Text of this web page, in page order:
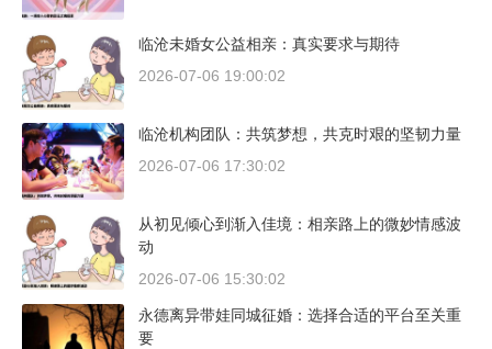
临沧未婚女公益相亲：真实要求与期待
2026-07-06 19:00:02
临沧机构团队：共筑梦想，共克时艰的坚韧力量
2026-07-06 17:30:02
从初见倾心到渐入佳境：相亲路上的微妙情感波
动
2026-07-06 15:30:02
永德离异带娃同城征婚：选择合适的平台至关重
要